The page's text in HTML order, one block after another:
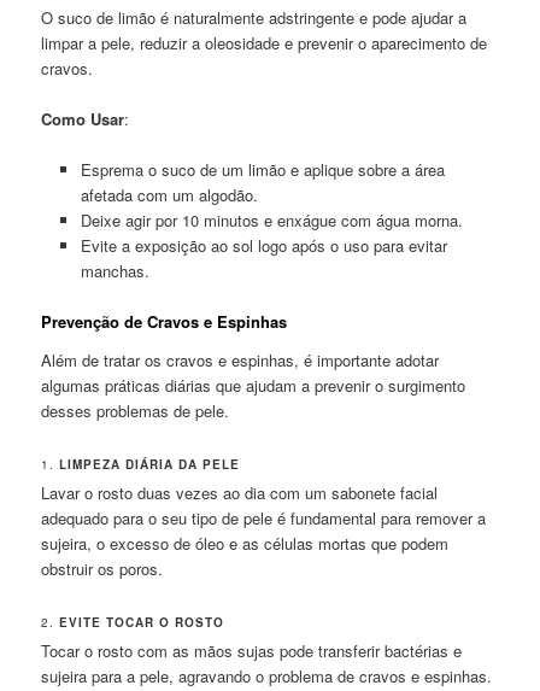
O suco de limão é naturalmente adstringente e pode ajudar a
limpar a pele, reduzir a oleosidade e prevenir o aparecimento de
cravos.
Como Usar:
Esprema o suco de um limão e aplique sobre a área
afetada com um algodão.
Deixe agir por 10 minutos e enxágue com água morna.
Evite a exposição ao sol logo após o uso para evitar
manchas.
Prevenção de Cravos e Espinhas
Além de tratar os cravos e espinhas, é importante adotar
algumas práticas diárias que ajudam a prevenir o surgimento
desses problemas de pele.
1.LIMPEZA DIÁRIA DA PELE
Lavar o rosto duas vezes ao dia com um sabonete facial
adequado para o seu tipo de pele é fundamental para remover a
sujeira, o excesso de óleo e as células mortas que podem
obstruir os poros.
2.EVITE TOCAR O ROSTO
Tocar o rosto com as mãos sujas pode transferir bactérias e
sujeira para a pele, agravando o problema de cravos e espinhas.